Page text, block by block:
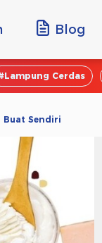
Blog
Cerdas
Buat Sendiri